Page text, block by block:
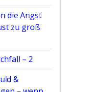
die Angst
zu groß
– 2
&